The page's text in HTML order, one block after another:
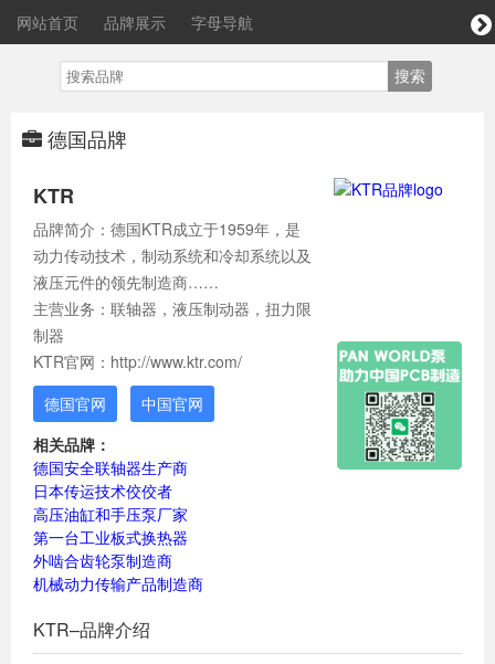
网站首页 品牌展示 字母导航
德国品牌
KTR
品牌简介：德国KTR成立于1959年，是
动力传动技术，制动系统和冷却系统以及
液压元件的领先制造商……
主营业务：联轴器，液压制动器，扭力限
制器
KTR官网：http://www.ktr.com/
德国官网
中国官网
相关品牌：
德国安全联轴器生产商
日本传运技术佼佼者
高压油缸和手压泵厂家
第一台工业板式换热器
外啮合齿轮泵制造商
机械动力传输产品制造商
KTR–品牌介绍